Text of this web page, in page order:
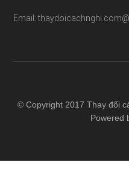
Email:
© Copyright 2017 Thay đổi
Powered